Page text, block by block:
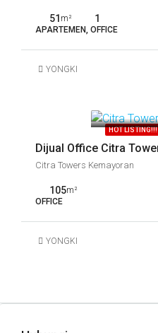
51 m² 1
APARTEMEN, OFFICE
YONGKI
HOT LISTING!!!
Citra Towers Kemayoran
105m²
OFFICE
YONGKI